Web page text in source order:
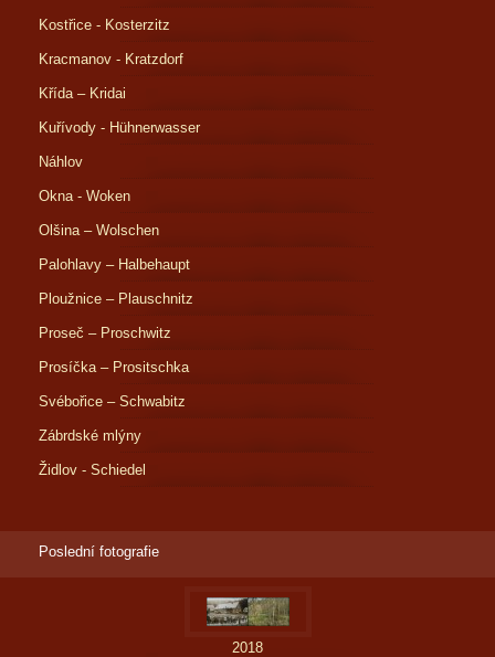
Kostřice - Kosterzitz
Kracmanov - Kratzdorf
Křída – Kridai
Kuřívody - Hühnerwasser
Náhlov
Okna - Woken
Olšina – Wolschen
Palohlavy – Halbehaupt
Ploužnice – Plauschnitz
Proseč – Proschwitz
Prosíčka – Prositschka
Svébořice – Schwabitz
Zábrdské mlýny
Židlov - Schiedel
Poslední fotografie
2018